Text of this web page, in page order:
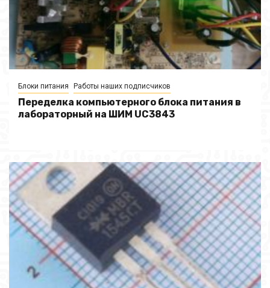
Блоки питания Работы наших подписчиков
Переделка компьютерного блока питания в
лабораторный на ШИМ UC3843